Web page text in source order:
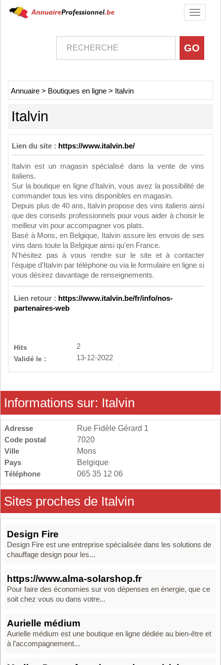
Toggle
Annuaire > Boutiques en ligne > Italvin
Italvin
Lien du site : https://www.italvin.be/
Italvin est un magasin spécialisé dans la vente de vins
italiens.
Sur la boutique en ligne d'Italvin, vous avez la possibilité de
commander tous les vins disponibles en magasin.
Depuis plus de 40 ans, Italvin propose des vins italiens ainsi
que des conseils professionnels pour vous aider à choisir le
meilleur vin pour accompagner vos plats.
Basé à Mons, en Belgique, Italvin assure les envois de ses
vins dans toute la Belgique ainsi qu'en France.
N'hésitez pas à vous rendre sur le site et à contacter
l'équipe d'Italvin par téléphone ou via le formulaire en ligne si
vous désirez davantage de renseignements.
Lien retour : https://www.italvin.be/fr/info/nos-
partenaires-web
Hits
2
Validé le :
13-12-2022
Informations sur: Italvin
Adresse
Rue Fidèle Gérard 1
Code postal
7020
Ville
Mons
Pays
Belgique
Téléphone
065 35 12 06
Sites proches de Italvin
Design Fire
Design Fire est une entreprise spécialisée dans les solutions de
chauffage design pour les...
https://www.alma-solarshop.fr
Pour faire des économies sur vos dépenses en énergie, que ce
soit chez vous ou dans votre...
Aurielle médium
Aurielle médium est une boutique en ligne dédiée au bien-être et
à l’accompagnement...